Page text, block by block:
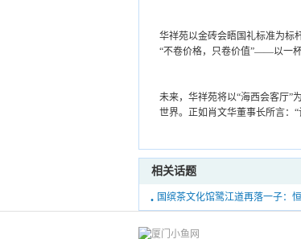
华祥苑以金砖会晤国礼标准为标
“不卷价格，只卷价值”——以一
未来，华祥苑将以“海西会客厅”
世界。正如肖文华董事长所言：
相关话题
· 国缤茶文化馆鹭江道再落一子：